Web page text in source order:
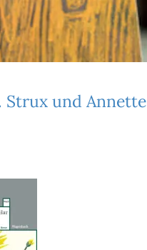
Strux und Annette